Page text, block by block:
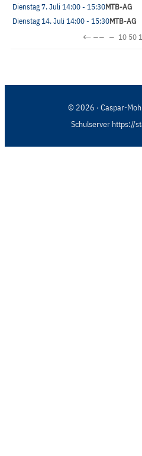
Dienstag 7. Juli 14:00- 15:30MTB-AG
Dienstag 14. Juli 14:00- 15:30MTB-AG
←−− − 10 50
© 2026 · Caspar-
Schulserver https://